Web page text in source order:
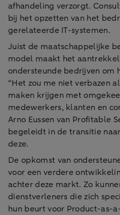
afhandeling verzorgt.
bij het opzetten van het
gerelateerde IT-systemen.
Juist de maatschappelijke
model maakt het
ondersteunde bedrijven om
“Het zou me niet verbazen
maken krijgen met
medewerkers, klanten en
Arno Eussen van Profitable
begeleidt in de transitie
deze.
De opkomst van
voor een verdere
achter deze markt. Zo
dienstverleners die zich
hun beurt voor Product-as-